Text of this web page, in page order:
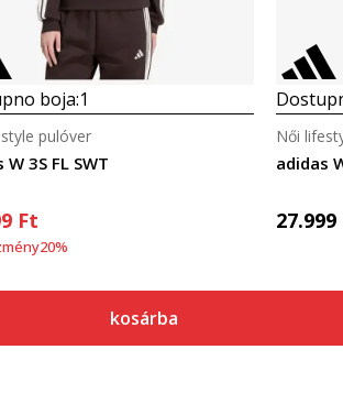
boja:1
W 3S FL SWT
pulóver
Ft
20%
kosárba
adidas
Női
27.999